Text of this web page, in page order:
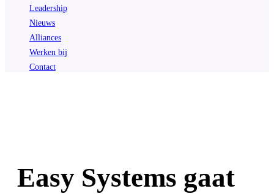
Leadership
Nieuws
Alliances
Werken bij
Contact
Easy Systems gaat